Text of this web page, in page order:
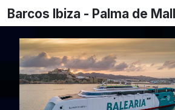
Barcos Ibiza - Palma de